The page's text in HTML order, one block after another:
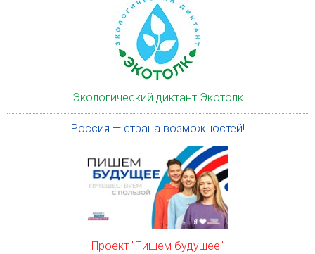
Экологический диктант Экотолк
Россия — страна возможностей!
Проект "Пишем будущее"